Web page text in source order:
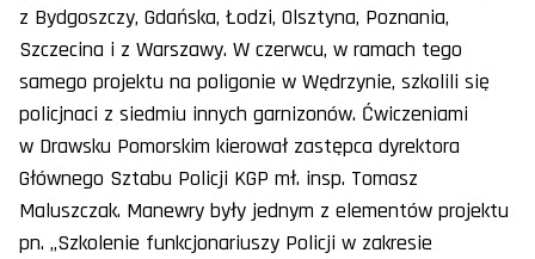
z Bydgoszczy, Gdańska, Łodzi, Olsztyna, Poznania,
Szczecina i z Warszawy. W czerwcu, w ramach tego
samego projektu na poligonie w Wędrzynie, szkolili się
policjnaci z siedmiu innych garnizonów. Ćwiczeniami
w Drawsku Pomorskim kierował zastępca dyrektora
Głównego Sztabu Policji KGP mł. insp. Tomasz
Maluszczak. Manewry były jednym z elementów projektu
pn. „Szkolenie funkcjonariuszy Policji w zakresie